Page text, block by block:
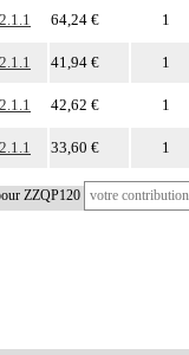
64,24 € 1
41,94 € 1
42,62 € 1
33,60 € 1
ZZQP120